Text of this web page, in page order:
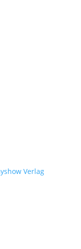
Verlag